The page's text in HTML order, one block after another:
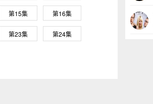
第15集 第16集
第23集 第24集